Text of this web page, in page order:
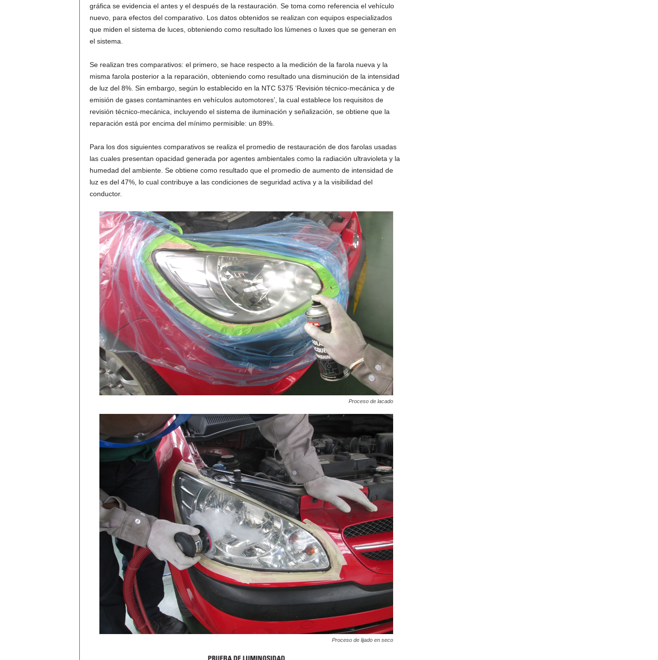
gráfica se evidencia el antes y el después de la restauración. Se toma como referencia el vehículo
nuevo, para efectos del comparativo. Los datos obtenidos se realizan con equipos especializados
que miden el sistema de luces, obteniendo como resultado los lúmenes o luxes que se generan en
el sistema.
Se realizan tres comparativos: el primero, se hace respecto a la medición de la farola nueva y la
misma farola posterior a la reparación, obteniendo como resultado una disminución de la intensidad
de luz del 8%. Sin embargo, según lo establecido en la NTC 5375 ‘Revisión técnico-mecánica y de
emisión de gases contaminantes en vehículos automotores’, la cual establece los requisitos de
revisión técnico-mecánica, incluyendo el sistema de iluminación y señalización, se obtiene que la
reparación está por encima del mínimo permisible: un 89%.
Para los dos siguientes comparativos se realiza el promedio de restauración de dos farolas usadas
las cuales presentan opacidad generada por agentes ambientales como la radiación ultravioleta y la
humedad del ambiente. Se obtiene como resultado que el promedio de aumento de intensidad de
luz es del 47%, lo cual contribuye a las condiciones de seguridad activa y a la visibilidad del
conductor.
Proceso de lacado
Proceso de lijado en seco